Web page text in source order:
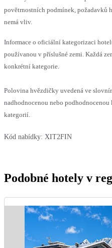
povětrnostních podmínek, požadavků
nemá vliv.
Informace o oficiální kategorizaci
používanou v příslušné zemi. Každá
konkrétní kategorie.
Polovina hvězdičky uvedená ve
nadhodnocenou nebo
kategorií.
Kód nabídky: XIT2FIN
Podobné hotely v